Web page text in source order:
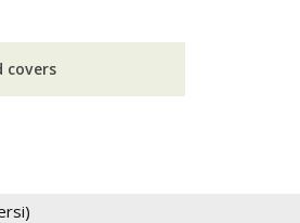
covers